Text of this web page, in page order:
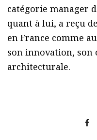
catégorie manager
quant à lui, a reçu
en France comme
son innovation,
architecturale.